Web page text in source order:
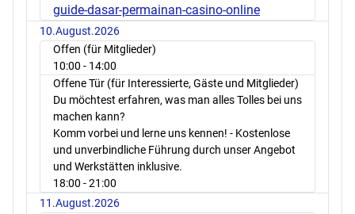
guide-dasar-permainan-casino-online
10.August.2026
Offen (für Mitglieder)
10:00 - 14:00
Offene Tür (für Interessierte, Gäste und Mitglieder)
Du möchtest erfahren, was man alles Tolles bei uns
machen kann?
Komm vorbei und lerne uns kennen! - Kostenlose
und unverbindliche Führung durch unser Angebot
und Werkstätten inklusive.
18:00 - 21:00
11.August.2026